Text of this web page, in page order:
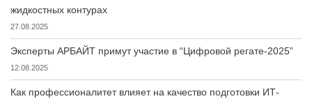
жидкостных контурах
27.08.2025
Эксперты АРБАЙТ примут участие в “Цифровой регате-2025”
12.08.2025
Как профессионалитет влияет на качество подготовки ИТ-